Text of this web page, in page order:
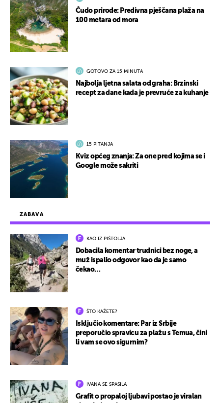
ZABAVA
KAO IZ PIŠTOLJA
Dobacila komentar trudnici bez noge, a
muž ispalio odgovor kao da je samo
čekao…
ŠTO KAŽETE?
Isključio komentare: Par iz Srbije
preporučio spravicu za plažu s Temua, čini
li vam se ovo sigurnim?
IVANA SE SPASILA
Grafit o propaloj ljubavi postao je viralan
Čudo prirode: Predivna pješčana plaža na
100 metara od mora
GOTOVO ZA 15 MINUTA
Najbolja ljetna salata od graha: Brzinski
recept za dane kada je prevruće za kuhanje
15 PITANJA
Kviz općeg znanja: Za one pred kojima se i
Google može sakriti